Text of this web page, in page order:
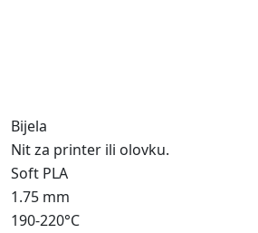
Bijela
Nit za printer ili olovku.
Soft PLA
1.75 mm
190-220°C